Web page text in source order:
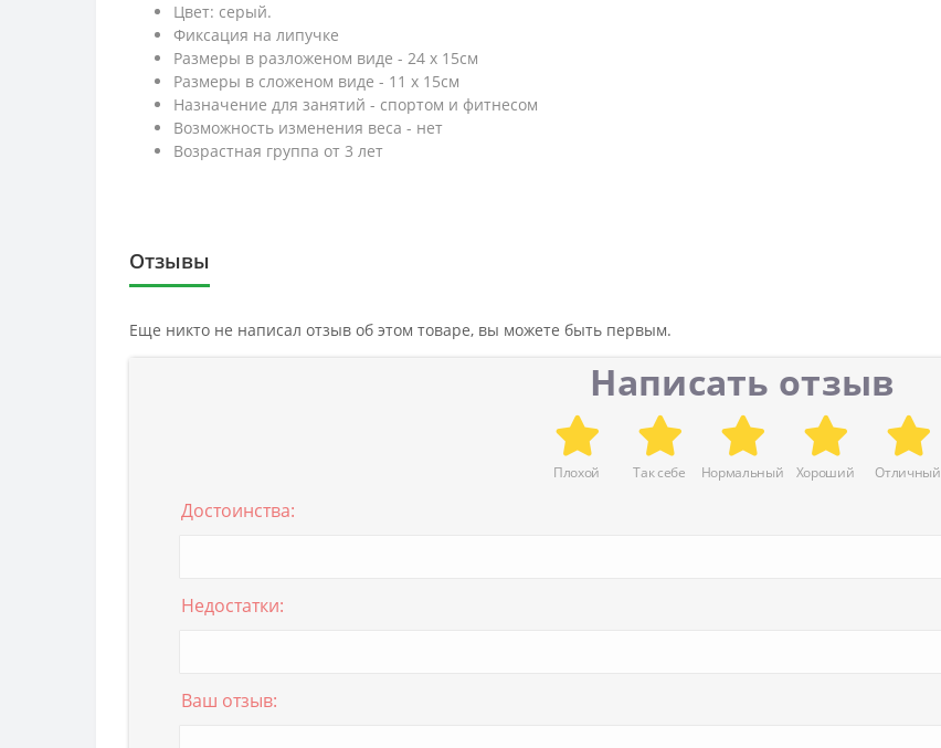
Цвет: серый.
Фиксация на липучке
Размеры в разложеном виде - 24 х 15см
Размеры в сложеном виде - 11 х 15см
Назначение для занятий - спортом и фитнесом
Возможность изменения веса - нет
Возрастная группа от 3 лет
Отзывы
Еще никто не написал отзыв об этом товаре, вы можете быть первым.
Написать отзыв
Плохой Так себе Нормальный Хороший Отличный
Достоинства:
Недостатки:
Ваш отзыв: